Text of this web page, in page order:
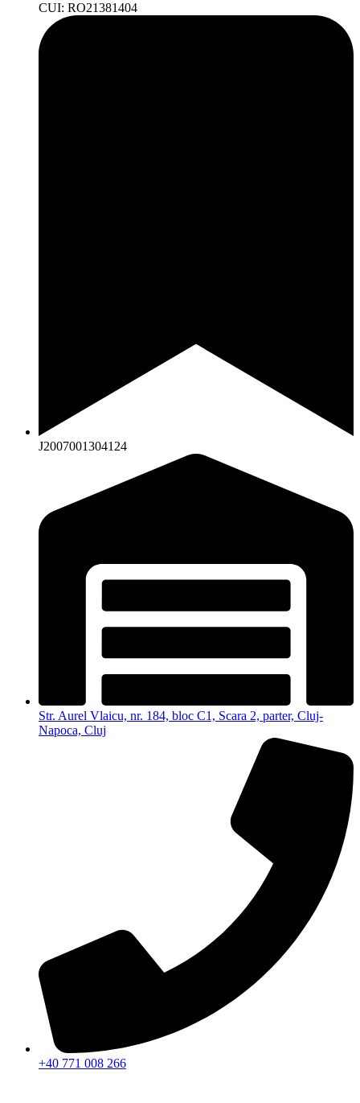
CUI: RO21381404
J2007001304124
Str. Aurel Vlaicu, nr. 184, bloc C1, Scara 2, parter, Cluj-
Napoca, Cluj
+40 771 008 266